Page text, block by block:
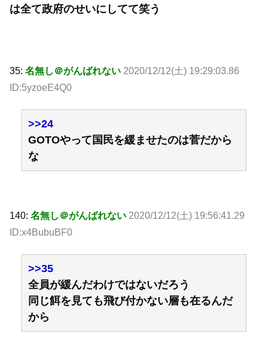
は全て政府のせいにしてて笑う
35: 名無し＠がんばれない 2020/12/12(土) 19:29:03.86
ID:5yzoeE4Q0
>>24
GOTOやって国民を緩ませたのは菅だから
な
140: 名無し＠がんばれない 2020/12/12(土) 19:56:41.29
ID:x4BubuBF0
>>35
全員が緩んだわけではないだろう
同じ餌を見ても飛び付かない層も在るんだ
から